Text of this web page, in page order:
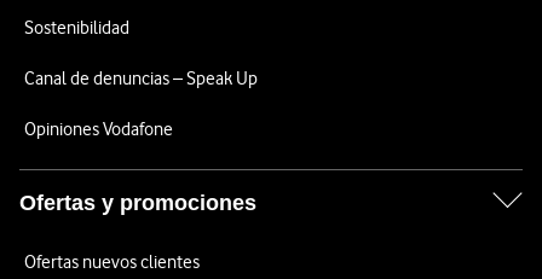
Sostenibilidad
Canal de denuncias – Speak Up
Opiniones Vodafone
Ofertas y promociones
Ofertas nuevos clientes